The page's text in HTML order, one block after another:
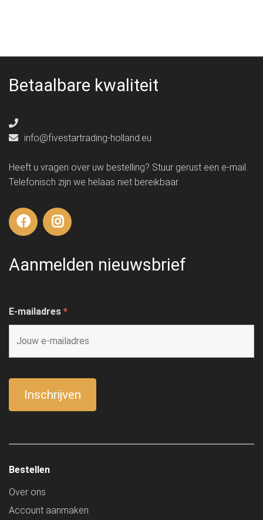
Betaalbare kwaliteit
info@fivestartrading-holland.eu
Heeft u vragen over uw bestelling? Stuur gerust een e-mail.
Telefonisch zijn we helaas niet bereikbaar.
Aanmelden nieuwsbrief
E-mailadres *
Bestellen
Over ons
Account aanmaken